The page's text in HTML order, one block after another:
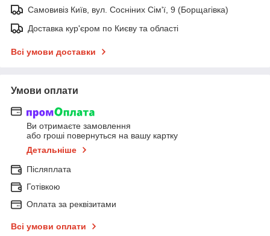
Самовивіз Київ, вул. Сосніних Сім'ї, 9 (Борщагівка)
Доставка кур'єром по Києву та області
Всі умови доставки
Умови оплати
Ви отримаєте замовлення
або гроші повернуться на вашу картку
Детальніше
Післяплата
Готівкою
Оплата за реквізитами
Всі умови оплати